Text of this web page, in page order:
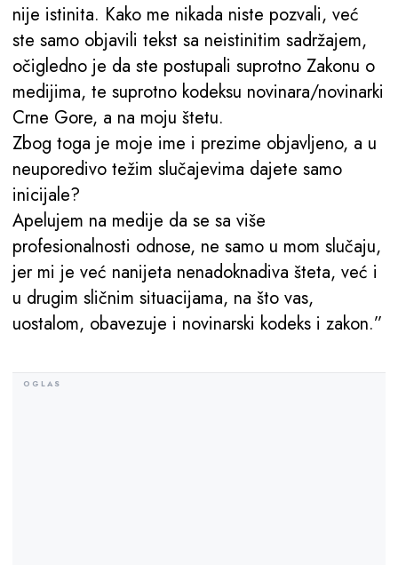
nije istinita. Kako me nikada niste pozvali, već
ste samo objavili tekst sa neistinitim sadržajem,
očigledno je da ste postupali suprotno Zakonu o
medijima, te suprotno kodeksu novinara/novinarki
Crne Gore, a na moju štetu.
Zbog toga je moje ime i prezime objavljeno, a u
neuporedivo težim slučajevima dajete samo
inicijale?
Apelujem na medije da se sa više
profesionalnosti odnose, ne samo u mom slučaju,
jer mi je već nanijeta nenadoknadiva šteta, već i
u drugim sličnim situacijama, na što vas,
uostalom, obavezuje i novinarski kodeks i zakon.”